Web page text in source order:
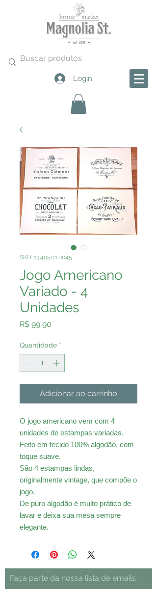
Login
SKU: 13.4050.1.0045
Jogo Americano
Variado - 4
Unidades
R$ 99,90
Quantidade *
Adicionar ao carrinho
O jogo americano vem com 4
unidades de estampas variadas.
Feito em tecido 100% algodão, com
toque suave.
São 4 estampas lindas,
originalmente vintage, que compõe o
jogo.
De puro algodão é muito prático de
lavar e deixa sua mesa sempre
elegante.
Faça parte da nossa lista de emails